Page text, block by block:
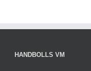
HANDBOLLS VM